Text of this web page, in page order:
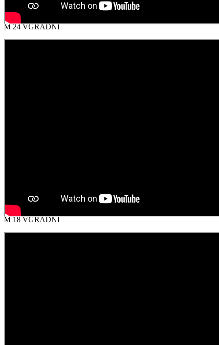
M 24 VGRADNI
M 18 VGRADNI